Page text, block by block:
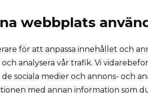
webbplats
för att anpassa innehållet och
analysera vår trafik. Vi
sociala medier och annons- och
med annan information som
KONTAKTA